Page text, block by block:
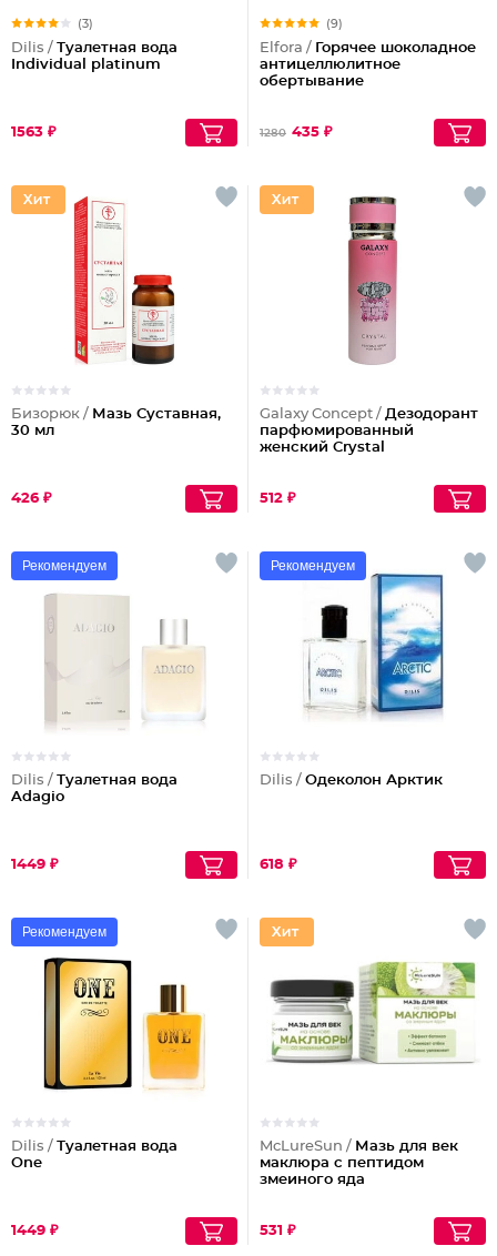
(3)
Dilis / Туалетная вода
Individual platinum
1563 ₽
(9)
Elfora / Горячее шоколадное
антицеллюлитное
обертывание
1280 435 ₽
Бизорюк / Мазь Суставная,
30 мл
426 ₽
Galaxy Concept / Дезодорант
парфюмированный
женский Crystal
512 ₽
Рекомендуем
Dilis / Туалетная вода
Adagio
1449 ₽
Рекомендуем
Dilis / Одеколон Арктик
618 ₽
Рекомендуем
Dilis / Туалетная вода
One
1449 ₽
McLureSun / Мазь для век
маклюра с пептидом
змеиного яда
531 ₽